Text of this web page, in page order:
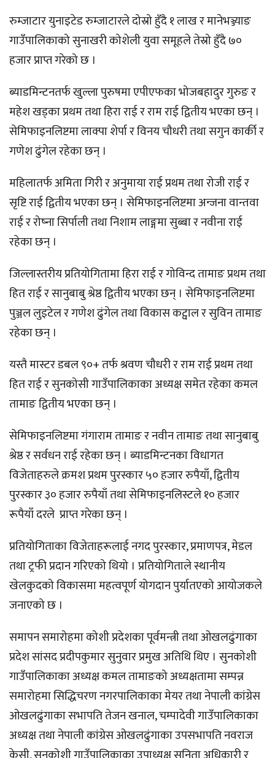
रुम्जाटार युनाइटेड रुम्जाटारले दोस्रो हुँदै १ लाख र मानेभञ्ज्याङ
गाउँपालिकाको सुनाखरी कोशेली युवा समूहले तेस्रो हुँदै ७०
हजार प्राप्त गरेको छ ।
ब्याडमिन्टनतर्फ खुल्ला पुरुषमा एपीएफका भोजबहादुर गुरुङ र
महेश खड्का प्रथम तथा हिरा राई र राम राई द्वितीय भएका छन् ।
सेमिफाइनलिष्टमा लाक्पा शेर्पा र विनय चौधरी तथा सगुन कार्की र
गणेश ढुंगेल रहेका छन् ।
महिलातर्फ अमिता गिरी र अनुमाया राई प्रथम तथा रोजी राई र
सृष्टि राई द्वितीय भएका छन् । सेमिफाइनलिष्टमा अन्जना वान्तवा
राई र रोष्ना सिर्पाली तथा निशाम लाङ्गमा सुब्बा र नवीना राई
रहेका छन् ।
जिल्लास्तरीय प्रतियोगितामा हिरा राई र गोविन्द तामाङ प्रथम तथा
हित राई र सानुबाबु श्रेष्ठ द्वितीय भएका छन् । सेमिफाइनलिष्टमा
पुञ्जल लुइटेल र गणेश ढुंगेल तथा विकास कट्वाल र सुविन तामाङ
रहेका छन् ।
यस्तै मास्टर डबल ९०+ तर्फ श्रवण चौधरी र राम राई प्रथम तथा
हित राई र सुनकोसी गाउँपालिकाका अध्यक्ष समेत रहेका कमल
तामाङ द्वितीय भएका छन् ।
सेमिफाइनलिष्टमा गंगाराम तामाङ र नवीन तामाङ तथा सानुबाबु
श्रेष्ठ र सर्वधन राई रहेका छन् । ब्याडमिन्टनका विधागत
विजेताहरुले क्रमश प्रथम पुरस्कार ५० हजार रुपैयाँ, द्वितीय
पुरस्कार ३० हजार रुपैयाँ तथा सेमिफाइनलिस्टले १० हजार
रूपैयाँ दरले प्राप्त गरेका छन् ।
प्रतियोगिताका विजेताहरूलाई नगद पुरस्कार, प्रमाणपत्र, मेडल
तथा ट्रफी प्रदान गरिएको थियो । प्रतियोगिताले स्थानीय
खेलकुदको विकासमा महत्वपूर्ण योगदान पुर्यातएको आयोजकले
जनाएको छ ।
समापन समारोहमा कोशी प्रदेशका पूर्वमन्त्री तथा ओखलढुंगाका
प्रदेश सांसद प्रदीपकुमार सुनुवार प्रमुख अतिथि थिए । सुनकोशी
गाउँपालिकाका अध्यक्ष कमल तामाङको अध्यक्षतामा सम्पन्न
समारोहमा सिद्धिचरण नगरपालिकाका मेयर तथा नेपाली कांग्रेस
ओखलढुंगाका सभापति तेजन खनाल, चम्पादेवी गाउँपालिकाका
अध्यक्ष तथा नेपाली कांग्रेस ओखलढुंगाका उपसभापति नवराज